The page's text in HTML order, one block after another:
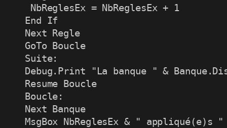
  NbReglesEx = NbReglesEx + 1
End If
Next Regle
GoTo Boucle
Suite:
Debug.Print "La banque " &
Resume Boucle
Boucle:
Next Banque
MsgBox NbReglesEx & " appliqué(e)s "